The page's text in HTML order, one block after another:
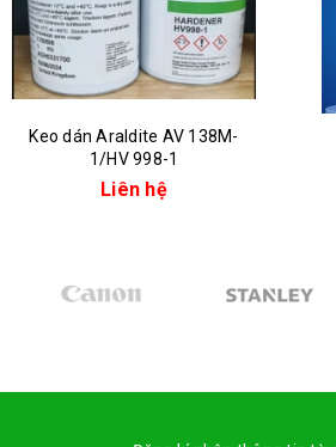
Keo dán Araldite AV 138M-
1/HV 998-1
Liên hệ